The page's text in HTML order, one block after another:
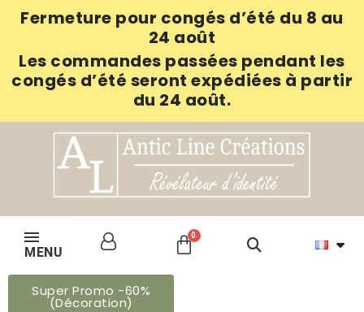
Fermeture pour congés d’été du 8 au
24 août
Les commandes passées pendant les
congés d’été seront expédiées à partir
du 24 août.
MENU
Super Promo -60%
(Décoration)